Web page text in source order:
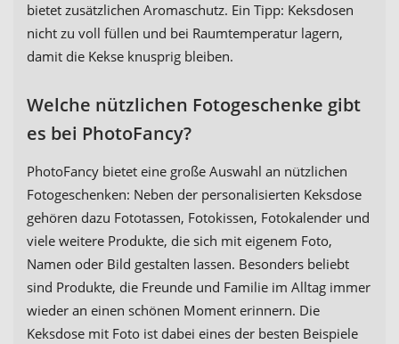
bietet zusätzlichen Aromaschutz. Ein Tipp: Keksdosen
nicht zu voll füllen und bei Raumtemperatur lagern,
damit die Kekse knusprig bleiben.
Welche nützlichen Fotogeschenke gibt
es bei PhotoFancy?
PhotoFancy bietet eine große Auswahl an nützlichen
Fotogeschenken: Neben der personalisierten Keksdose
gehören dazu Fototassen, Fotokissen, Fotokalender und
viele weitere Produkte, die sich mit eigenem Foto,
Namen oder Bild gestalten lassen. Besonders beliebt
sind Produkte, die Freunde und Familie im Alltag immer
wieder an einen schönen Moment erinnern. Die
Keksdose mit Foto ist dabei eines der besten Beispiele